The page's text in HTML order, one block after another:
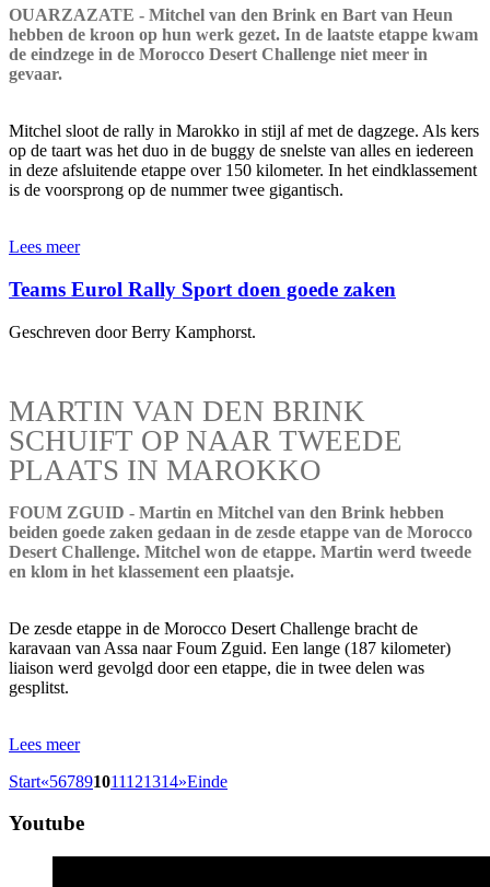
OUARZAZATE - Mitchel van den Brink en Bart van Heun
hebben de kroon op hun werk gezet. In de laatste etappe kwam
de eindzege in de Morocco Desert Challenge niet meer in
gevaar.
Mitchel sloot de rally in Marokko in stijl af met de dagzege. Als kers
op de taart was het duo in de buggy de snelste van alles en iedereen
in deze afsluitende etappe over 150 kilometer. In het eindklassement
is de voorsprong op de nummer twee gigantisch.
Lees meer
Teams Eurol Rally Sport doen goede zaken
Geschreven door Berry Kamphorst.
MARTIN VAN DEN BRINK
SCHUIFT OP NAAR TWEEDE
PLAATS IN MAROKKO
FOUM ZGUID - Martin en Mitchel van den Brink hebben
beiden goede zaken gedaan in de zesde etappe van de Morocco
Desert Challenge. Mitchel won de etappe. Martin werd tweede
en klom in het klassement een plaatsje.
De zesde etappe in de Morocco Desert Challenge bracht de
karavaan van Assa naar Foum Zguid. Een lange (187 kilometer)
liaison werd gevolgd door een etappe, die in twee delen was
gesplitst.
Lees meer
Start«567891011121314»Einde
Youtube